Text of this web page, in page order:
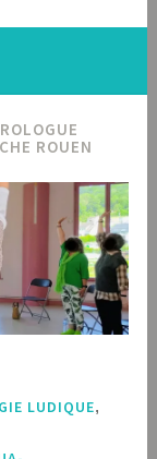
ROUEN
LUDIQUE,